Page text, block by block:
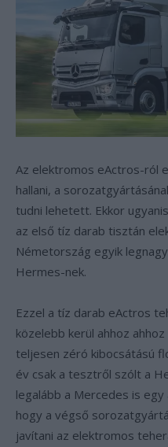
Az elektromos eActros-ról
hallani, a
tudni lehetett. Ekkor
az első tíz darab tisztán
Németország egyik
Hermes-nek.
Ezzel a tíz darab eActros
közelebb kerül ahhoz
teljesen zéró kibocsátású
év csak a tesztről szólt a
legalább a Mercedes is
hogy a végső
javítani az elektromos